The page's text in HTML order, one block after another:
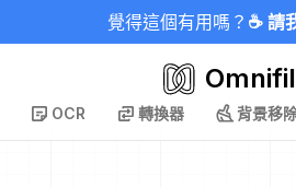
覺得這個有用嗎？ ☕ 請
OCR 轉換器 背景移